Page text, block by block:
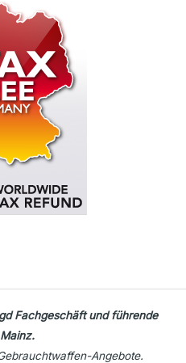
Fachgeschäft und führende
Angebote.